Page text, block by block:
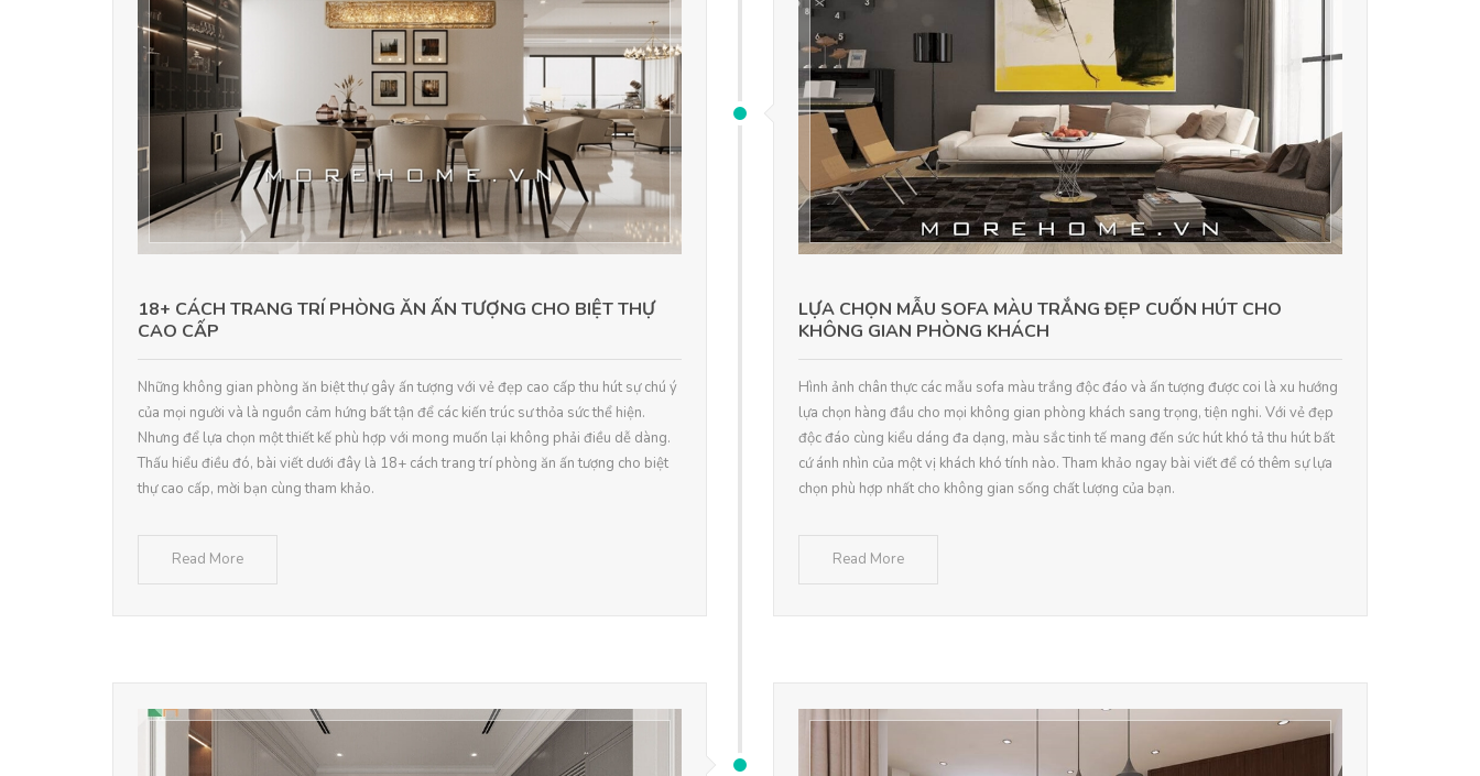
18+ CÁCH TRANG TRÍ PHÒNG ĂN ẤN TƯỢNG CHO BIỆT THỰ
CAO CẤP
Những không gian phòng ăn biệt thự gây ấn tượng với vẻ đẹp cao cấp thu hút sự chú ý
của mọi người và là nguồn cảm hứng bất tận để các kiến trúc sư thỏa sức thể hiện.
Nhưng để lựa chọn một thiết kế phù hợp với mong muốn lại không phải điều dễ dàng.
Thấu hiểu điều đó, bài viết dưới đây là 18+ cách trang trí phòng ăn ấn tượng cho biệt
thự cao cấp, mời bạn cùng tham khảo.
Read More
LỰA CHỌN MẪU SOFA MÀU TRẮNG ĐẸP CUỐN HÚT CHO
KHÔNG GIAN PHÒNG KHÁCH
Hình ảnh chân thực các mẫu sofa màu trắng độc đáo và ấn tượng được coi là xu hướng
lựa chọn hàng đầu cho mọi không gian phòng khách sang trọng, tiện nghi. Với vẻ đẹp
độc đáo cùng kiểu dáng đa dạng, màu sắc tinh tế mang đến sức hút khó tả thu hút bất
cứ ánh nhìn của một vị khách khó tính nào. Tham khảo ngay bài viết để có thêm sự lựa
chọn phù hợp nhất cho không gian sống chất lượng của bạn.
Read More